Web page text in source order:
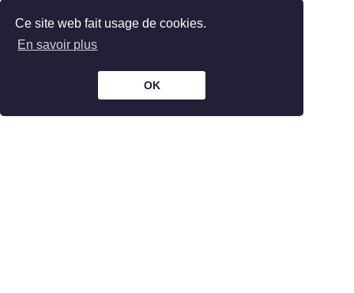
Ce site web fait usage de cookies.
En savoir plus
OK